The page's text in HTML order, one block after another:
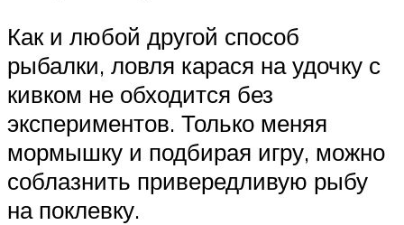
Как и любой другой способ
рыбалки, ловля карася на удочку с
кивком не обходится без
экспериментов. Только меняя
мормышку и подбирая игру, можно
соблазнить привередливую рыбу
на поклевку.